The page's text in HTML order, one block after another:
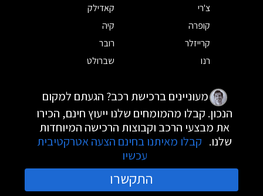
צ'רי
קאדילק
קופרה
קיה
קרייזלר
רובר
רנו
שברולט
מעוניינים ברכישת רכב? הגעתם למקום
הנכון. קבלו מהמומחים שלנו ייעוץ חינם, הכירו
את מבצעי הרכב וקבוצות הרכישה המיוחדות
שלנו. קבלו מאיתנו בחינם הצעה אטרקטיבית
עכשיו
התקשרו